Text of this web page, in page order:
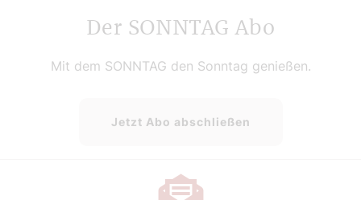
Der SONNTAG Abo
Mit dem SONNTAG den Sonntag genießen.
Jetzt Abo abschließen